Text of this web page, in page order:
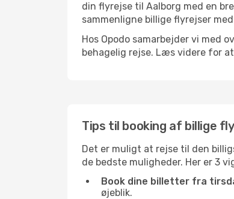
din flyrejse til Aalborg med en
sammenligne billige flyrejser med
Hos Opodo samarbejder vi med
behagelig rejse. Læs videre for
Tips til booking af billige
Det er muligt at rejse til den
de bedste muligheder. Her er 3
Book dine billetter fra
øjeblik.